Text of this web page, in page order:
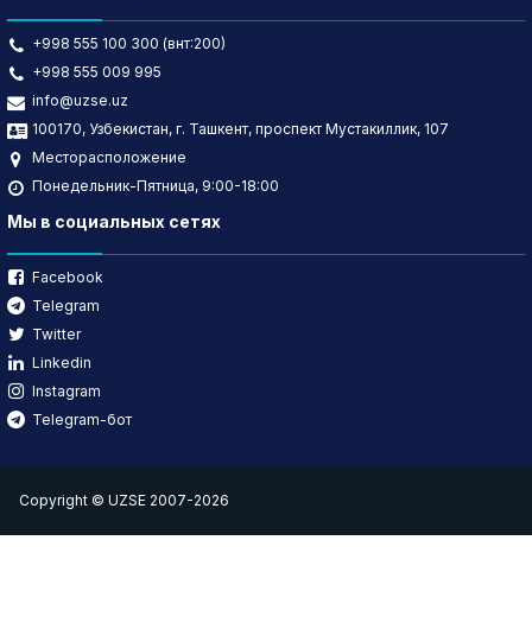
+998 555 100 300 (внт:200)
+998 555 009 995
info@uzse.uz
100170, Узбекистан, г. Ташкент, проспект Мустакиллик, 107
Месторасположение
Понедельник-Пятница, 9:00-18:00
Мы в социальных сетях
Facebook
Telegram
Twitter
Linkedin
Instagram
Telegram-бот
Copyright © UZSE 2007-2026